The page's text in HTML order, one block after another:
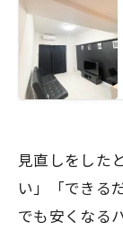
見直しをした
い」「できる
でも安くなる